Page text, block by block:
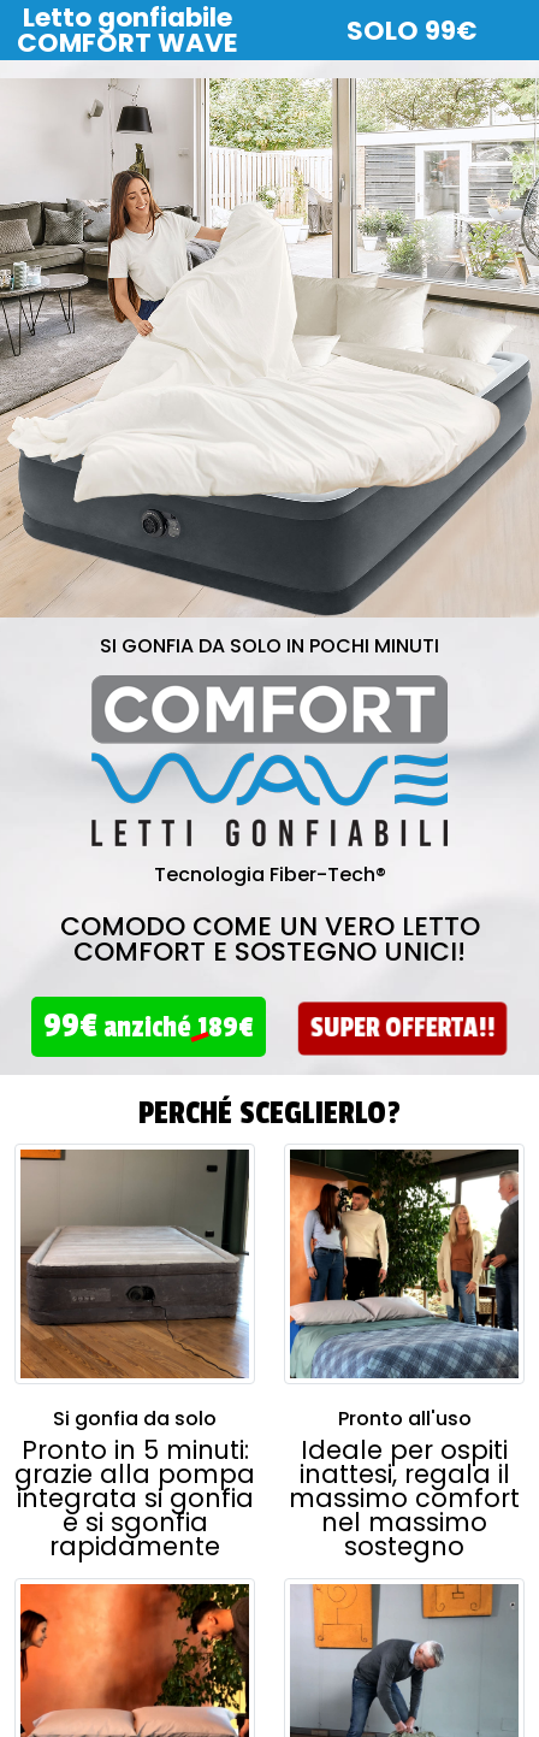
Letto gonfiabile
COMFORT WAVE SOLO 99€
SI GONFIA DA SOLO IN POCHI MINUTI
Tecnologia Fiber-Tech®
COMODO COME UN VERO LETTO
COMFORT E SOSTEGNO UNICI!
99€anziché189€ SUPER OFFERTA!!
PERCHÉ SCEGLIERLO?
Si gonfia da solo
Pronto in 5 minuti:
grazie alla pompa
integrata si gonfia
e si sgonfia
rapidamente
Pronto all'uso
Ideale per ospiti
inattesi, regala il
massimo comfort
nel massimo
sostegno